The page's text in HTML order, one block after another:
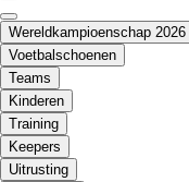
Wereldkampioenschap 2026
Voetbalschoenen
Teams
Kinderen
Training
Keepers
Uitrusting